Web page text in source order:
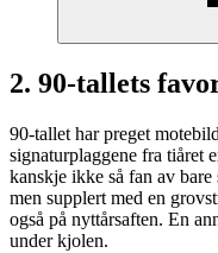
2. 90-tallets
90-tallet har preget
signaturplaggene fra tiåret
kanskje ikke så fan av
men supplert med en
også på nyttårsaften. En
under kjolen.